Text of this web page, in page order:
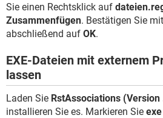
Sie einen Rechtsklick auf
Zusammenfügen. Bestätigen Sie mit
abschließend auf OK.
EXE-Dateien mit externem
lassen
Laden Sie RstAssociations (Version
installieren Sie es. Markieren Sie exe